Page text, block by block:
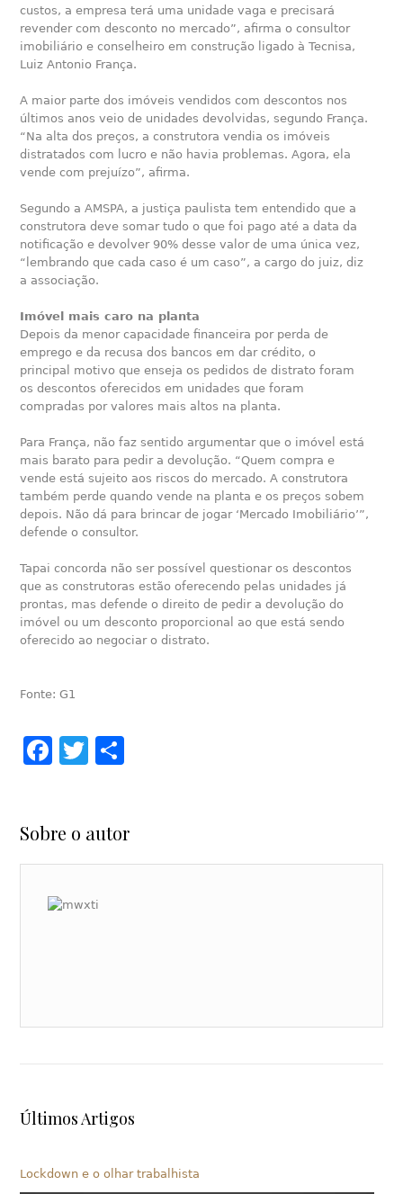
custos, a empresa terá uma unidade vaga e precisará
revender com desconto no mercado”, afirma o consultor
imobiliário e conselheiro em construção ligado à Tecnisa,
Luiz Antonio França.
A maior parte dos imóveis vendidos com descontos nos
últimos anos veio de unidades devolvidas, segundo França.
“Na alta dos preços, a construtora vendia os imóveis
distratados com lucro e não havia problemas. Agora, ela
vende com prejuízo”, afirma.
Segundo a AMSPA, a justiça paulista tem entendido que a
construtora deve somar tudo o que foi pago até a data da
notificação e devolver 90% desse valor de uma única vez,
“lembrando que cada caso é um caso”, a cargo do juiz, diz
a associação.
Imóvel mais caro na planta
Depois da menor capacidade financeira por perda de
emprego e da recusa dos bancos em dar crédito, o
principal motivo que enseja os pedidos de distrato foram
os descontos oferecidos em unidades que foram
compradas por valores mais altos na planta.
Para França, não faz sentido argumentar que o imóvel está
mais barato para pedir a devolução. “Quem compra e
vende está sujeito aos riscos do mercado. A construtora
também perde quando vende na planta e os preços sobem
depois. Não dá para brincar de jogar ‘Mercado Imobiliário’”,
defende o consultor.
Tapai concorda não ser possível questionar os descontos
que as construtoras estão oferecendo pelas unidades já
prontas, mas defende o direito de pedir a devolução do
imóvel ou um desconto proporcional ao que está sendo
oferecido ao negociar o distrato.
Fonte: G1
Facebook
Twitter
Sobre o autor
Últimos Artigos
Lockdown e o olhar trabalhista